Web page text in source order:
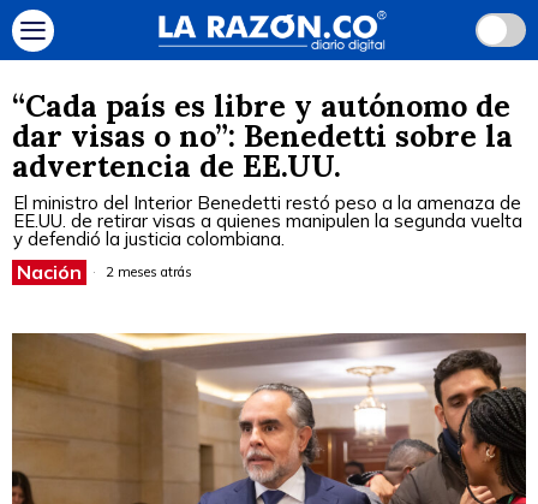
“Cada país es libre y autónomo de
dar visas o no”: Benedetti sobre la
advertencia de EE.UU.
El ministro del Interior Benedetti restó peso a la amenaza de
EE.UU. de retirar visas a quienes manipulen la segunda vuelta
y defendió la justicia colombiana.
Nación 2 meses atrás